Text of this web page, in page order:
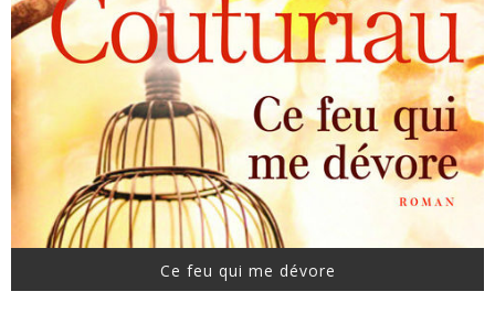
« Damn Them All » - Un duo de Choc !
Yoshi and the mysterious book
Ce feu qui me dévore